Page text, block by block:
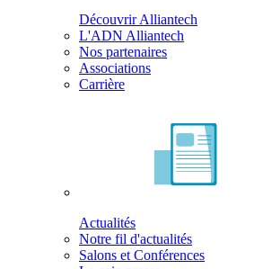
Découvrir Alliantech
L'ADN Alliantech
Nos partenaires
Associations
Carrière
Actualités
Notre fil d'actualités
Salons et Conférences